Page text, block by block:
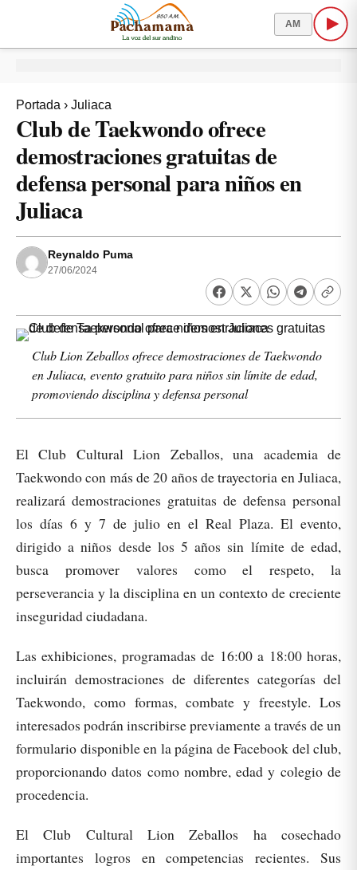
AM
Portada › Juliaca
Club de Taekwondo ofrece
demostraciones gratuitas de
defensa personal para niños en
Juliaca
Reynaldo Puma
27/06/2024
Club Lion Zeballos ofrece demostraciones de Taekwondo
en Juliaca, evento gratuito para niños sin límite de edad,
promoviendo disciplina y defensa personal
El Club Cultural Lion Zeballos, una academia de
Taekwondo con más de 20 años de trayectoria en Juliaca,
realizará demostraciones gratuitas de defensa personal
los días 6 y 7 de julio en el Real Plaza. El evento,
dirigido a niños desde los 5 años sin límite de edad,
busca promover valores como el respeto, la
perseverancia y la disciplina en un contexto de creciente
inseguridad ciudadana.
Las exhibiciones, programadas de 16:00 a 18:00 horas,
incluirán demostraciones de diferentes categorías del
Taekwondo, como formas, combate y freestyle. Los
interesados podrán inscribirse previamente a través de un
formulario disponible en la página de Facebook del club,
proporcionando datos como nombre, edad y colegio de
procedencia.
El Club Cultural Lion Zeballos ha cosechado
importantes logros en competencias recientes. Sus